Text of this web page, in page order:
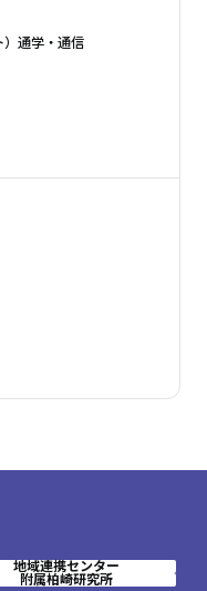
）通学・通信
地域連携センター
附属柏崎研究所